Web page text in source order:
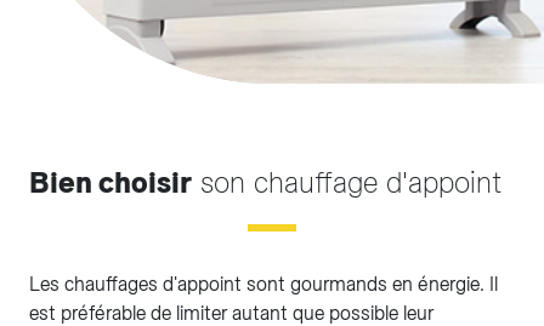
Bien choisir son chauffage d'appoint
Les chauffages d'appoint sont gourmands en énergie. Il
est préférable de limiter autant que possible leur